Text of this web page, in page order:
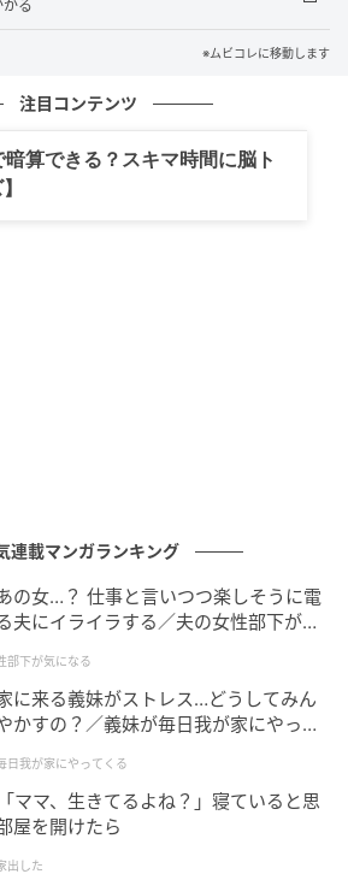
ュヴァリエ（Chevalier／騎士）」
／将校）」「コマンドゥール
す最高の栄誉のひとつとされてい
ではなく、その土地の歴史や人々
化そのものと気付きました。
心細かった時は脚本家の先生のご
スワインと牡蠣を楽しみながら
間などは、今も深く心に残ってい
ことで、日本とフランスを結ぶ
にできたのであれば、これ以上の
る
※ムビコレに移動します
注目コンテンツ
算できる？スキマ時間に脳ト
連載マンガランキング
の女…？ 仕事と言いつつ楽しそうに電
夫にイライラする／夫の女性部下が気
部下が気になる
に来る義妹がストレス…どうしてみん
かすの？／義妹が毎日我が家にやって
日我が家にやってくる
マ、生きてるよね？」寝ていると思
屋を開けたら
出した